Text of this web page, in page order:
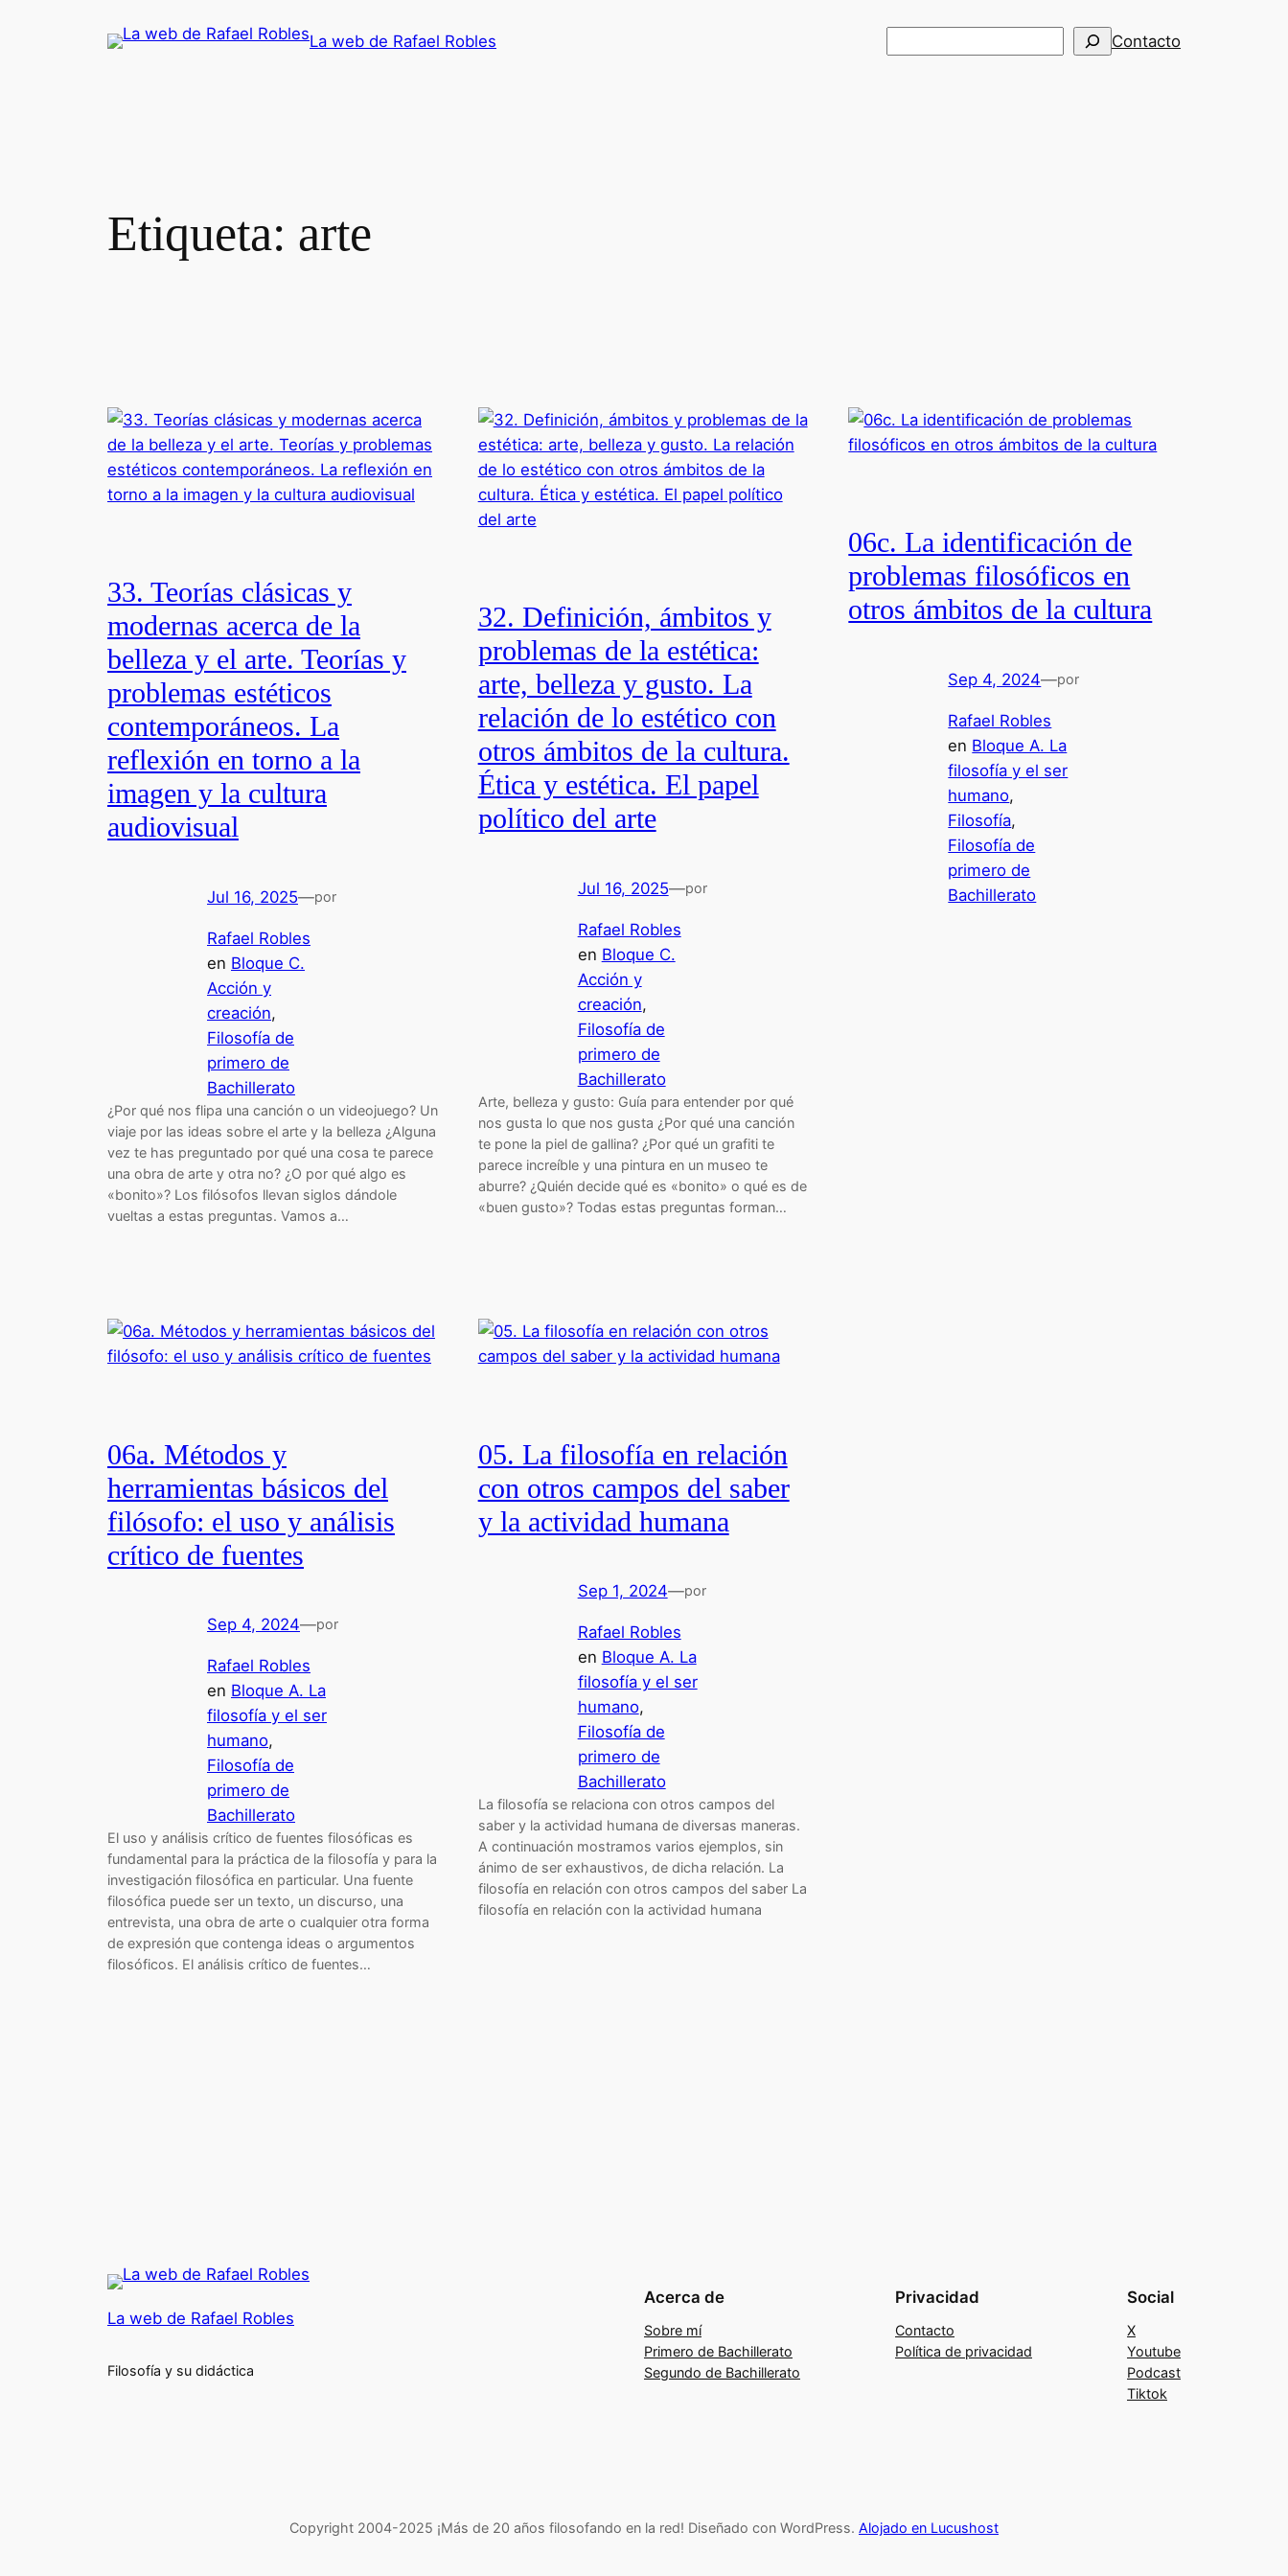
La web de Rafael Robles Contacto
Etiqueta: arte
33. Teorías clásicas y
modernas acerca de la
belleza y el arte. Teorías y
problemas estéticos
contemporáneos. La
reflexión en torno a la
imagen y la cultura
audiovisual
Jul 16, 2025—por
Rafael Robles
en Bloque C.
Acción y
creación
Filosofía de
primero de
Bachillerato
¿Por qué nos flipa una canción o un videojuego? Un
viaje por las ideas sobre el arte y la belleza ¿Alguna
vez te has preguntado por qué una cosa te parece
una obra de arte y otra no? ¿O por qué algo es
«bonito»? Los filósofos llevan siglos dándole
vueltas a estas preguntas. Vamos a…
32. Definición, ámbitos y
problemas de la estética:
arte, belleza y gusto. La
relación de lo estético con
otros ámbitos de la cultura.
Ética y estética. El papel
político del arte
Jul 16, 2025—por
Rafael Robles
en Bloque C.
Acción y
creación
Filosofía de
primero de
Bachillerato
Arte, belleza y gusto: Guía para entender por qué
nos gusta lo que nos gusta ¿Por qué una canción
te pone la piel de gallina? ¿Por qué un grafiti te
parece increíble y una pintura en un museo te
aburre? ¿Quién decide qué es «bonito» o qué es de
«buen gusto»? Todas estas preguntas forman…
06c. La identificación de
problemas filosóficos en
otros ámbitos de la cultura
Sep 4, 2024—por
Rafael Robles
en Bloque A. La
filosofía y el ser
humano
Filosofía
Filosofía de
primero de
Bachillerato
06a. Métodos y
herramientas básicos del
filósofo: el uso y análisis
crítico de fuentes
Sep 4, 2024—por
Rafael Robles
en Bloque A. La
filosofía y el ser
humano
Filosofía de
primero de
Bachillerato
El uso y análisis crítico de fuentes filosóficas es
fundamental para la práctica de la filosofía y para la
investigación filosófica en particular. Una fuente
filosófica puede ser un texto, un discurso, una
entrevista, una obra de arte o cualquier otra forma
de expresión que contenga ideas o argumentos
filosóficos. El análisis crítico de fuentes…
05. La filosofía en relación
con otros campos del saber
y la actividad humana
Sep 1, 2024—por
Rafael Robles
en Bloque A. La
filosofía y el ser
humano
Filosofía de
primero de
Bachillerato
La filosofía se relaciona con otros campos del
saber y la actividad humana de diversas maneras.
A continuación mostramos varios ejemplos, sin
ánimo de ser exhaustivos, de dicha relación. La
filosofía en relación con otros campos del saber La
filosofía en relación con la actividad humana
La web de Rafael Robles
Filosofía y su didáctica
Acerca de
Sobre mí
Primero de Bachillerato
Segundo de Bachillerato
Privacidad
Contacto
Política de privacidad
Social
X
Youtube
Podcast
Tiktok
Copyright 2004-2025 ¡Más de 20 años filosofando en la red! Diseñado con WordPress. Alojado en Lucushost